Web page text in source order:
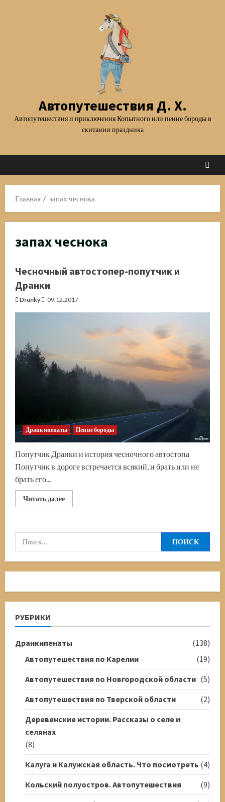
Автопутешествия Д. Х.
Автопутешествия и приключения Копытного или пение бороды в
скитании праздника
Главная запах чеснока
запах чеснока
Чесночный автостопер-попутчик и
Дранки
Drunky 09.12.2017
Дранкипенаты Пение бороды
Попутчик Дранки и история чесночного автостопа
Попутчик в дороге встречается всякий, и брать или не
брать его...
Читать далееПрочитать
больше
попутчик
Найти:
РУБРИКИ
Дранкипенаты
(138)
Автопутешествия по Карелии
(19)
Автопутешествия по Новгородской области (5)
Автопутешествия по Тверской области
(2)
Деревенские истории. Рассказы о селе и
селянах
(8)
Калуга и Калужская область. Что посмотреть (4)
Кольский полуостров. Автопутешествия
(9)